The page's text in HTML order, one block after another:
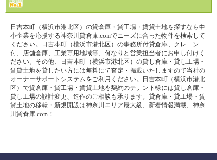
日吉本町（横浜市港北区）の貸倉庫・貸工場・賃貸土地を探すなら中
小企業を応援する神奈川貸倉庫.comでニーズに合った物件を検索して
ください。日吉本町（横浜市港北区）の事務所付貸倉庫、クレーン
付、店舗倉庫、工業専用地域等、何なりと営業担当者にお申し付けく
ださい。その他、日吉本町（横浜市港北区）の貸し倉庫・貸し工場・
賃貸土地を貸したい方には無料にて査定・掲載いたしますので当社の
オーナーサポートシステムをご利用ください。日吉本町（横浜市港北
区）で貸倉庫・貸工場・賃貸土地を契約のテナント様には貸し倉庫・
貸し工場の設計変更、造作のご相談も承ります。貸倉庫・貸工場・賃
貸土地の移転・新規開設は神奈川エリア最大級、新着情報満載、神奈
川貸倉庫.com！